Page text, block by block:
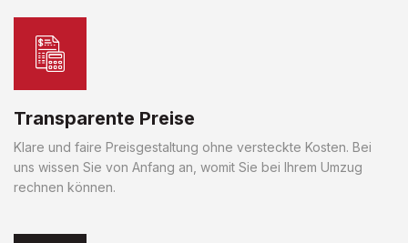
Transparente Preise
Klare und faire Preisgestaltung ohne versteckte Kosten. Bei
uns wissen Sie von Anfang an, womit Sie bei Ihrem Umzug
rechnen können.